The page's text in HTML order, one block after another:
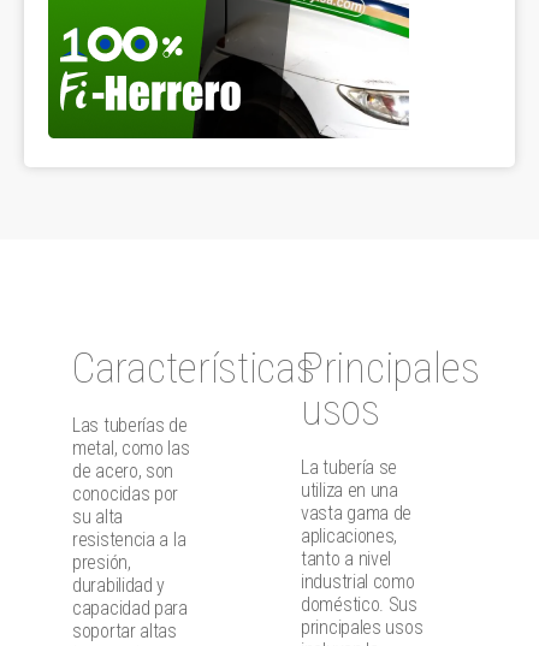
Características
Las tuberías de
metal, como las
de acero, son
conocidas por
su alta
resistencia a la
presión,
durabilidad y
capacidad para
soportar altas
Principales
usos
La tubería se
utiliza en una
vasta gama de
aplicaciones,
tanto a nivel
industrial como
doméstico. Sus
principales usos